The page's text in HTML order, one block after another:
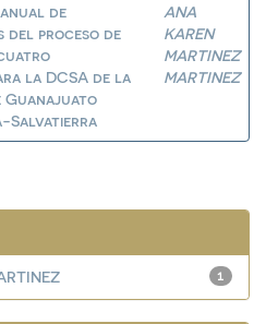
de
del proceso de
la DCSA de la
Guanajuato
Salvatierra
ANA
KAREN
MARTINEZ
MARTINEZ
1